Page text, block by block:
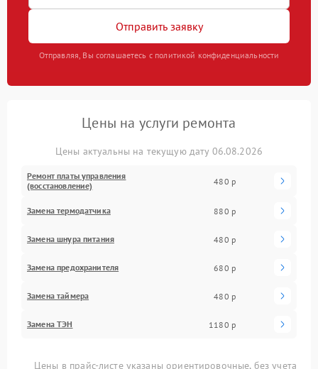
Отправить заявку
Отправляя, Вы соглашаетесь с политикой конфиденциальности
Цены на услуги ремонта
Цены актуальны на текущую дату 06.08.2026
Ремонт платы управления
(восстановление)
480 р
Замена термодатчика 880 р
Замена шнура питания 480 р
Замена предохранителя 680 р
Замена таймера 480 р
Замена ТЭН 1180 р
Цены в прайс-листе указаны ориентировочные, без учета